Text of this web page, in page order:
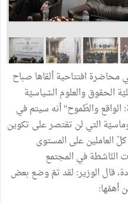
محاضرة افتتاحية ألقاها صباح
كليّة الحقوق والعلوم السّياسيّة
الواقع والطّموح" أنه سيتم في
الدّبلوماسيّة التي لن تقتصر على تكوين
العاملين على المستوى
النّاشطة في المجتمع
قال الوزير: لقد تمّ وضع بعض
أهمّها: